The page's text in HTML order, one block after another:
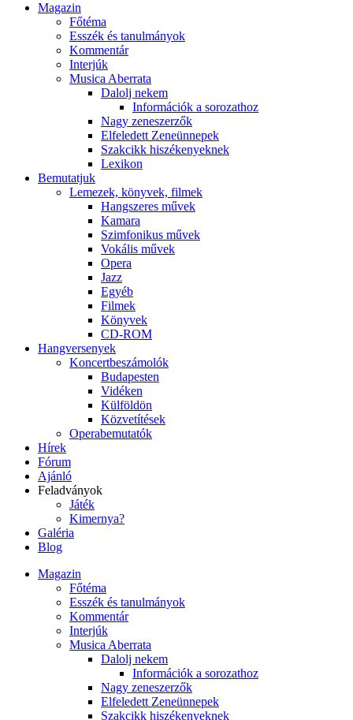
Magazin
Főtéma
Esszék és tanulmányok
Kommentár
Interjúk
Musica Aberrata
Dalolj nekem
Információk a sorozathoz
Nagy zeneszerzők
Elfeledett Zeneünnepek
Szakcikk hiszékenyeknek
Lexikon
Bemutatjuk
Lemezek, könyvek, filmek
Hangszeres művek
Kamara
Szimfonikus művek
Vokális művek
Opera
Jazz
Egyéb
Filmek
Könyvek
CD-ROM
Hangversenyek
Koncertbeszámolók
Budapesten
Vidéken
Külföldön
Közvetítések
Operabemutatók
Hírek
Fórum
Ajánló
Feladványok
Játék
Kimernya?
Galéria
Blog
Magazin
Főtéma
Esszék és tanulmányok
Kommentár
Interjúk
Musica Aberrata
Dalolj nekem
Információk a sorozathoz
Nagy zeneszerzők
Elfeledett Zeneünnepek
Szakcikk hiszékenyeknek